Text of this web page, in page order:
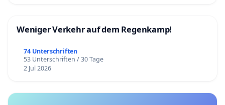
Weniger Verkehr auf dem Regenkamp!
74 Unterschriften
53 Unterschriften / 30 Tage
2 Jul 2026